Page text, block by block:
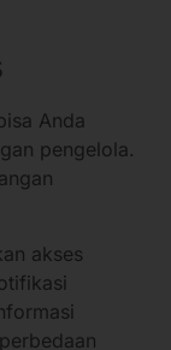
Anda
pengelola.
akses